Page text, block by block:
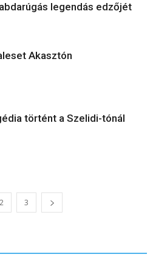
legendás edzőjét
Akasztón
történt a Szelidi-tónál
2 3